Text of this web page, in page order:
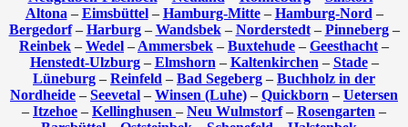
Altona – Eimsbüttel– Hamburg-Mitte– Hamburg-Nord –
Bergedorf– Harburg– Wandsbek– Norderstedt– Pinneberg–
Reinbek – Wedel – Ammersbek – Buxtehude – Geesthacht –
Henstedt-Ulzburg– Elmshorn – Kaltenkirchen – Stade–
Lüneburg – Reinfeld – Bad Segeberg – Buchholz in der
Nordheide – Seevetal – Winsen (Luhe) – Quickborn – Uetersen
– Itzehoe – Kellinghusen – Neu Wulmstorf– Rosengarten –